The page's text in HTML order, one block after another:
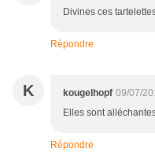
Divines ces
Répondre
K kougelhopf 09/07/
Elles sont
Répondre